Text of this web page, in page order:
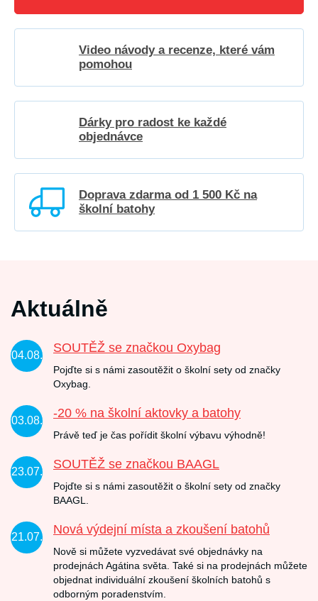
Video návody a recenze, které vám
pomohou
Dárky pro radost ke každé
objednávce
Doprava zdarma od 1 500 Kč na
školní batohy
Aktuálně
04.08.
SOUTĚŽ se značkou Oxybag
Pojďte si s námi zasoutěžit o školní sety od značky
Oxybag.
03.08.
-20 % na školní aktovky a batohy
Právě teď je čas pořídit školní výbavu výhodně!
23.07.
SOUTĚŽ se značkou BAAGL
Pojďte si s námi zasoutěžit o školní sety od značky
BAAGL.
21.07.
Nová výdejní místa a zkoušení batohů
Nově si můžete vyzvedávat své objednávky na
prodejnách Agátina světa. Také si na prodejnách můžete
objednat individuální zkoušení školních batohů s
odborným poradenstvím.